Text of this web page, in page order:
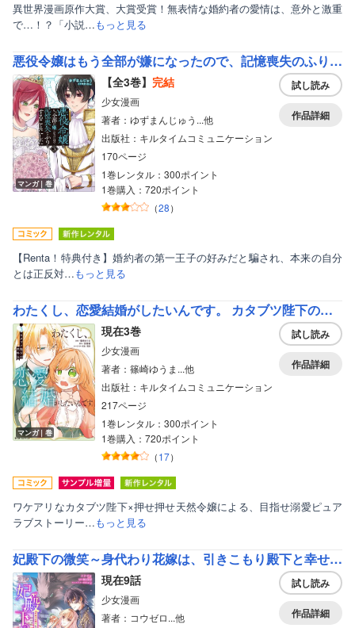
異世界漫画原作大賞、大賞受賞！無表情な婚約者の愛情は、意外と激重
で…！？「小説…もっと見る
悪役令嬢はもう全部が嫌になったので、記憶喪失のふりをすることにした【単行本】【Renta！特典付き】
マンガ｜巻
【全3巻】 完結
少女漫画
著者：ゆずまんじゅう...他
出版社：キルタイムコミュニケーション
170ページ
1巻レンタル：300ポイント
1巻購入：720ポイント
（28）
試し読み
作品詳細
【Renta！特典付き】婚約者の第一王子の好みだと騙され、本来の自分
とは正反対…もっと見る
わたくし、恋愛結婚がしたいんです。 カタブツ陛下の攻略法【単行本】
マンガ｜巻
現在3巻
少女漫画
著者：篠崎ゆうま...他
出版社：キルタイムコミュニケーション
217ページ
1巻レンタル：300ポイント
1巻購入：720ポイント
（17）
試し読み
作品詳細
ワケアリなカタブツ陛下×押せ押せ天然令嬢による、目指せ溺愛ピュア
ラブストーリー…もっと見る
妃殿下の微笑～身代わり花嫁は、引きこもり殿下と幸せに暮らしたい～
現在9話
少女漫画
著者：コウゼロ...他
試し読み
作品詳細